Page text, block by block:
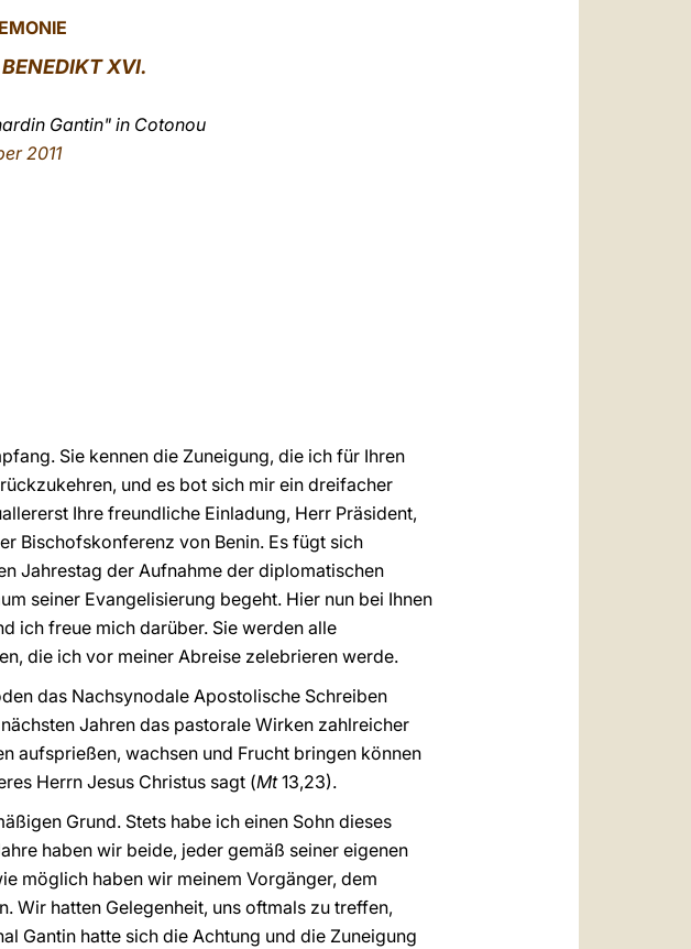
XVI.
Gantin" in Cotonou
2011
Sie kennen die Zuneigung, die ich für Ihren
und es bot sich mir ein dreifacher
Ihre freundliche Einladung, Herr Präsident,
Bischofskonferenz von Benin. Es fügt sich
Jahrestag der Aufnahme der diplomatischen
seiner Evangelisierung begeht. Hier nun bei Ihnen
ich freue mich darüber. Sie werden alle
die ich vor meiner Abreise zelebrieren werde.
das Nachsynodale Apostolische Schreiben
Jahren das pastorale Wirken zahlreicher
aufsprießen, wachsen und Frucht bringen können
Herrn Jesus Christus sagt (Mt13,23).
Grund. Stets habe ich einen Sohn dieses
haben wir beide, jeder gemäß seiner eigenen
möglich haben wir meinem Vorgänger, dem
Wir hatten Gelegenheit, uns oftmals zu treffen,
Gantin hatte sich die Achtung und die Zuneigung